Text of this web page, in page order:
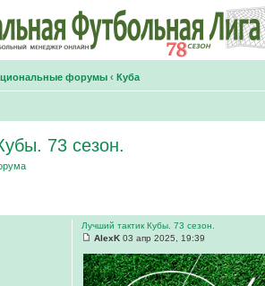
форумы ‹ Куба
73 сезон.
Лучший тактик Кубы. 73 сезон.
AlexK 03 апр 2025, 19:39